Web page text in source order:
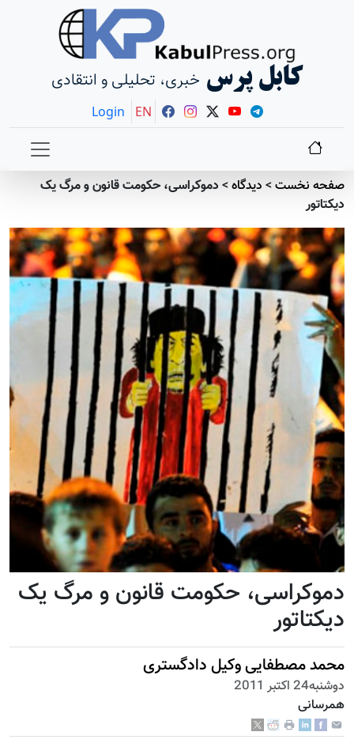
کابل پرس خبری، تحلیلی و انتقادی
Login EN
صفحه نخست> دیدگاه> دموکراسی، حکومت قانون و مرگ یک
دیکتاتور
دموکراسی، حکومت قانون و مرگ یک
دیکتاتور
محمد مصطفایی وکیل دادگستری
دوشنبه24 اكتبر 2011
همرسانی